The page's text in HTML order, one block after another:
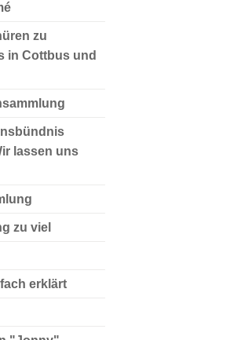
zu
in Cottbus und
lassen uns
zu viel
erklärt